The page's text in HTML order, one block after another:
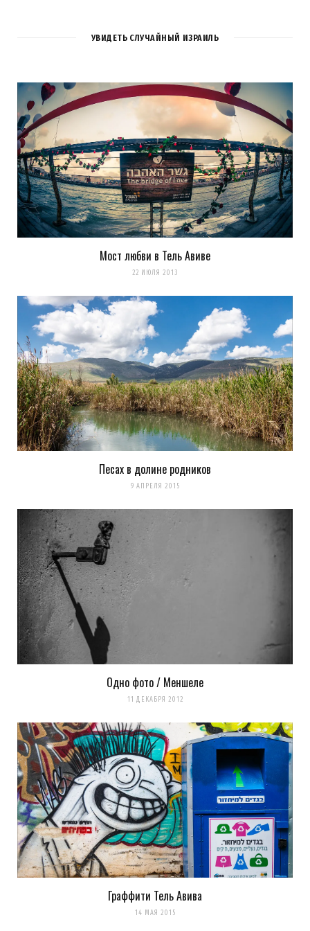
Загрузка...
k0ev
14 ЛЕТ AGO
REPLY
ну а чем страдает безопасность? там только крыша
Загрузка...
Elvis
14 ЛЕТ AGO
REPLY
«Безопастность» в том смысле, что видно
строение здания. Это как незаблуренные
армейские базы на Goole Maps.
здания» видно на видео. не больше!
УВИДЕТЬ СЛУЧАЙНЫЙ ИЗРАИЛЬ
Мост любви в Тель Авиве
22 ИЮЛЯ 2013
Песах в долине родников
9 АПРЕЛЯ 2015
Одно фото / Меншеле
11 ДЕКАБРЯ 2012
Граффити Тель Авива
14 МАЯ 2015